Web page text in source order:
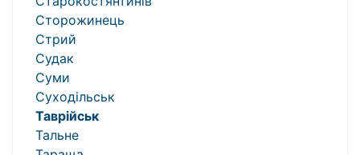
Сторожинець
Стрий
Судак
Суми
Суходільськ
Таврійськ
Тальне